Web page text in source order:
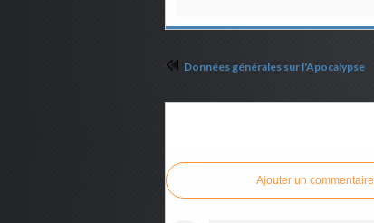
Données générales sur l'Apocalypse
Ajouter un commentaire